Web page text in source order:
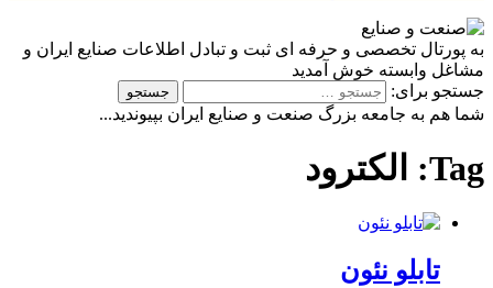
به پورتال تخصصی و حرفه ای ثبت و تبادل اطلاعات صنایع ایران و
مشاغل وابسته خوش آمدید
جستجو برای:
شما هم به جامعه بزرگ صنعت و صنایع ایران بپیوندید...
Tag: الکترود
تابلو نئون